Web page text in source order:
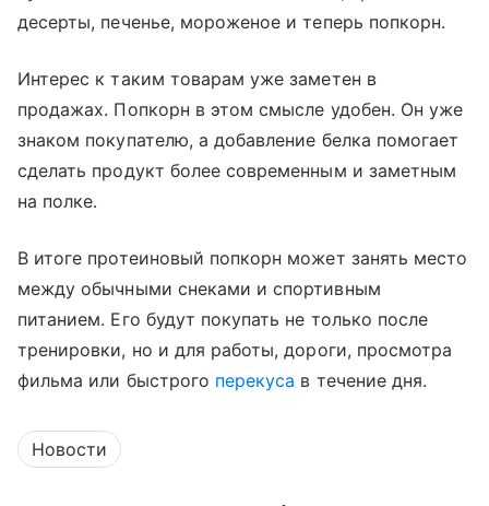
десерты, печенье, мороженое и теперь попкорн.
Интерес к таким товарам уже заметен в
продажах. Попкорн в этом смысле удобен. Он уже
знаком покупателю, а добавление белка помогает
сделать продукт более современным и заметным
на полке.
В итоге протеиновый попкорн может занять место
между обычными снеками и спортивным
питанием. Его будут покупать не только после
тренировки, но и для работы, дороги, просмотра
фильма или быстрого перекуса в течение дня.
Новости